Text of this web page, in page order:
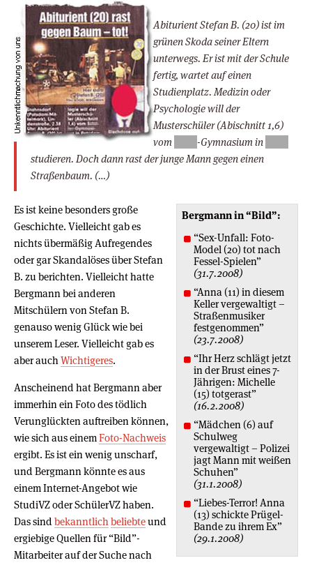
Abiturient Stefan B. (20) ist im
grünen Skoda seiner Eltern
unterwegs. Er ist mit der Schule
fertig, wartet auf einen
Studienplatz. Medizin oder
Psychologie will der
Musterschüler (Abischnitt 1,6)
vom
-Gymnasium in
studieren. Doch dann rast der junge Mann gegen einen
Straßenbaum. (…)
Bergmann in “Bild”:
“Sex-Unfall: Foto-
Model (20) tot nach
Fessel-Spielen”
(31.7.2008)
“Anna (11) in diesem
Keller vergewaltigt –
Straßenmusiker
festgenommen”
(23.7.2008)
“Ihr Herz schlägt jetzt
in der Brust eines 7-
Jährigen: Michelle
(15) totgerast”
(16.2.2008)
“Mädchen (6) auf
Schulweg
vergewaltigt – Polizei
jagt Mann mit weißen
Schuhen”
(31.1.2008)
“Liebes-Terror! Anna
(13) schickte Prügel-
Bande zu ihrem Ex”
(29.1.2008)
Es ist keine besonders große
Geschichte. Vielleicht gab es
nichts übermäßig Aufregendes
oder gar Skandalöses über Stefan
B. zu berichten. Vielleicht hatte
Bergmann bei anderen
Mitschülern von Stefan B.
genauso wenig Glück wie bei
unserem Leser. Vielleicht gab es
aber auch Wichtigeres.
Anscheinend hat Bergmann aber
immerhin ein Foto des tödlich
Verunglückten auftreiben können,
wie sich aus einemFoto-Nachweis
ergibt. Es ist ein wenig unscharf,
und Bergmann könnte es aus
einem Internet-Angebot wie
StudiVZ oder SchülerVZ haben.
Das sind bekanntlich beliebteund
ergiebige Quellen für “Bild”-
Mitarbeiter auf der Suche nach